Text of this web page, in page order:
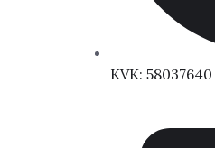
KVK: 58037640